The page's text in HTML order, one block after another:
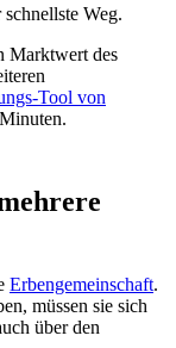
Weg.
Marktwert des
Tool von
Erbengemeinschaft.
müssen sie sich
über den